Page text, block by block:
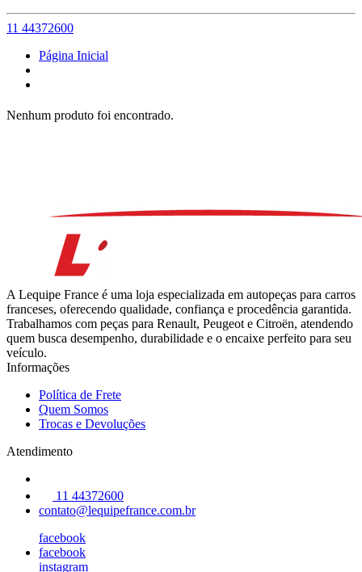
11 44372600
Página Inicial
Nenhum produto foi encontrado.
A Lequipe France é uma loja especializada em autopeças para carros
franceses, oferecendo qualidade, confiança e procedência garantida.
Trabalhamos com peças para Renault, Peugeot e Citroën, atendendo
quem busca desempenho, durabilidade e o encaixe perfeito para seu
veículo.
Informações
Política de Frete
Quem Somos
Trocas e Devoluções
Atendimento
11 44372600
contato@lequipefrance.com.br
facebook
facebook
instagram